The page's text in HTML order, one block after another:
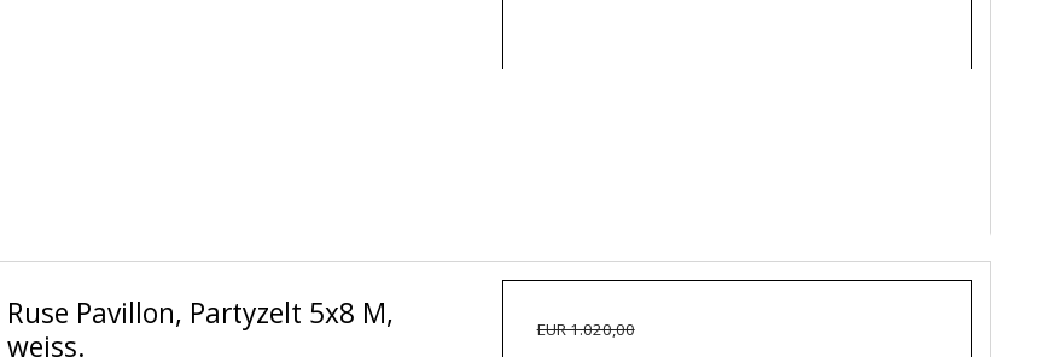
Ruse Pavillon, Partyzelt 5x8 M,
weiss.
EUR 1.020,00